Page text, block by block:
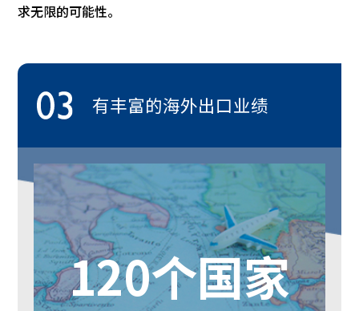
求无限的可能性。
有丰富的海外出口业绩
120个国家